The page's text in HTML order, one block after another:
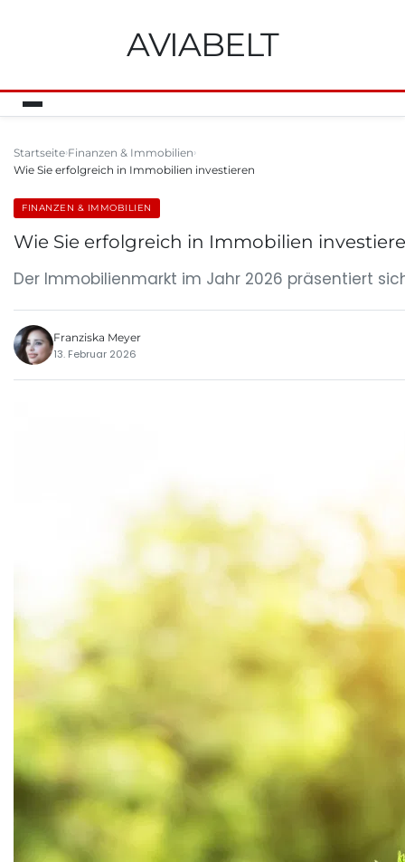
AVIABELT
Startseite Finanzen & Immobilien
Wie Sie erfolgreich in Immobilien investieren
FINANZEN & IMMOBILIEN
Wie Sie erfolgreich in Immobilien
Der Immobilienmarkt im Jahr 2026 präsentiert
Franziska Meyer
13. Februar 2026